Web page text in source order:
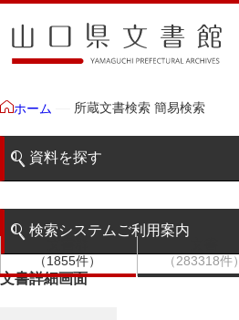
ホーム 所蔵文書検索 簡易検索
資料を探す
階層検索
検索システムご利用案内
検索システムの利用について
（1855件）
（283318件）
文書詳細画面